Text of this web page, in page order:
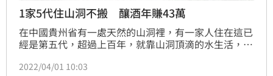
1家5代住山洞不搬 釀酒年賺43萬
在中國貴州省有一處天然的山洞裡，有一家人住在這已
經是第五代，超過上百年，就靠山洞頂滴的水生活，山
山外的路，近年來靠著賣酒，年收入近10萬元（約43
2022/04/01 10:03